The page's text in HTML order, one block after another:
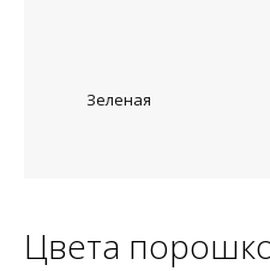
Зеленая
Цвета